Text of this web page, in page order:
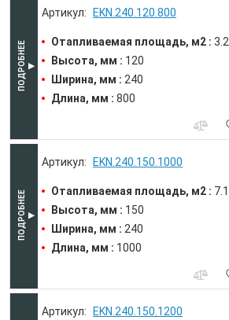
EKN.240.120.800
Отапливаемая площадь, м2 :
Высота, мм : 120
Ширина, мм : 240
Длина, мм : 800
EKN.240.150.1000
Отапливаемая площадь, м2 :
Высота, мм : 150
Ширина, мм : 240
Длина, мм : 1000
EKN.240.150.1200